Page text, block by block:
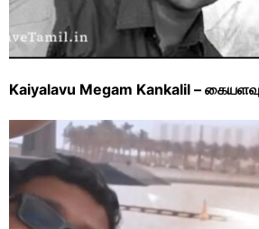
Kaiyalavu Megam Kankalil –